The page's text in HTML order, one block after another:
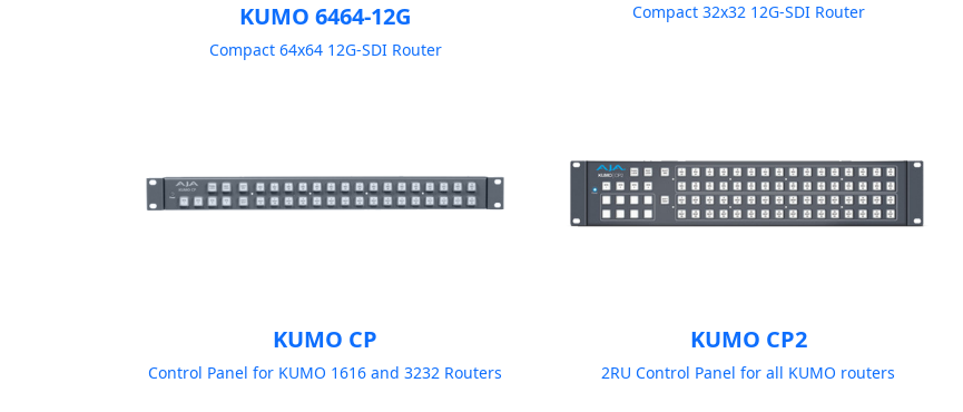
KUMO 6464-12G
Compact 64x64 12G-SDI Router
Compact 32x32 12G-SDI Router
KUMO CP
Control Panel for KUMO 1616 and 3232 Routers
KUMO CP2
2RU Control Panel for all KUMO routers